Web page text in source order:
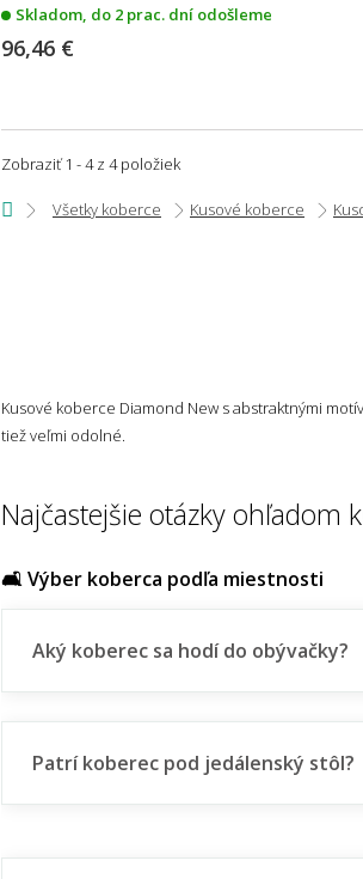
Skladom, do 2 prac. dní odošleme
96,46 €
Zobraziť 1 - 4 z 4 položiek
Všetky koberce Kusové koberce
Kusové koberce Diamond New s abstraktnými
tiež veľmi odolné.
Najčastejšie otázky ohľadom
🛋️ Výber koberca podľa miestnosti
Aký koberec sa hodí do obývačky?
Patrí koberec pod jedálenský stôl?